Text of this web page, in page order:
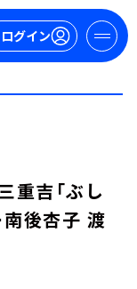
ログイン
重吉「ぶし
南後杏子 渡